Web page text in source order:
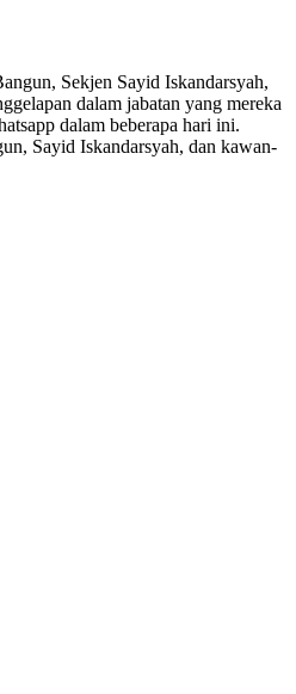
Sekjen Sayid Iskandarsyah,
dalam jabatan yang mereka
dalam beberapa hari ini.
Sayid Iskandarsyah, dan kawan-